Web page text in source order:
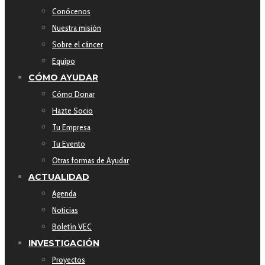
Conócenos
Nuestra misión
Sobre el cáncer
Equipo
CÓMO AYUDAR
Cómo Donar
Hazte Socio
Tu Empresa
Tu Evento
Otras formas de Ayudar
ACTUALIDAD
Agenda
Noticias
Boletín VEC
INVESTIGACIÓN
Proyectos